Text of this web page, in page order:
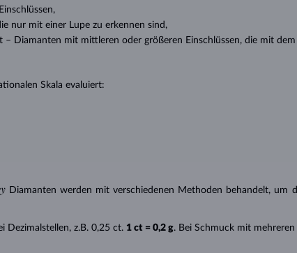
nur mit einer Lupe zu erkennen sind,
– Diamanten mit mittleren oder größeren Einschlüssen, die mit
Skala evaluiert:
Diamanten werden mit verschiedenen Methoden behandelt, um
Dezimalstellen, z.B. 0,25 ct. 1 ct = 0,2 g. Bei Schmuck mit